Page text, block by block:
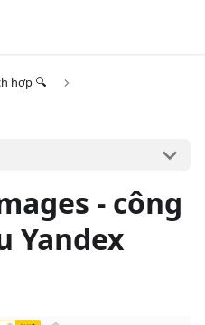
hợp 🔍
- công
Yandex